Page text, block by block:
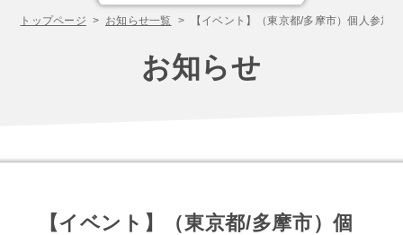
トップページ お知らせ一覧 【イベント】（東京都/多摩市）個人参加
お知らせ
【イベント】（東京都/多摩市）個